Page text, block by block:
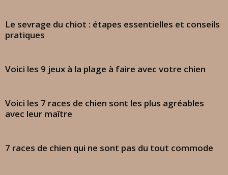
Le sevrage du chiot : étapes essentielles et conseils
pratiques
Voici les 9 jeux à la plage à faire avec votre chien
Voici les 7 races de chien sont les plus agréables
avec leur maître
7 races de chien qui ne sont pas du tout commode